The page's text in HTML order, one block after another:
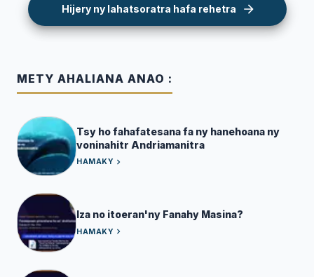
Hijery ny lahatsoratra hafa rehetra
METY AHALIANA ANAO :
Tsy ho fahafatesana fa ny hanehoana ny
voninahitr Andriamanitra
HAMAKY
Iza no itoeran'ny Fanahy Masina?
HAMAKY